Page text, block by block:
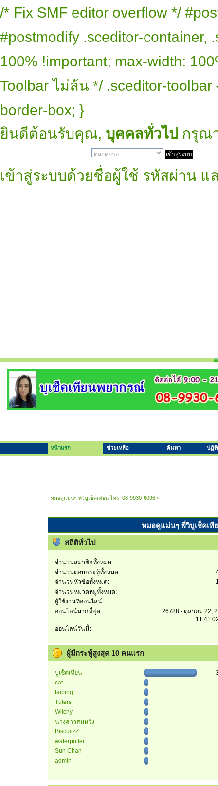
/* Fix SMF editor overflow */
#postmodify .sceditor-container,
100% !important; max-width:
Toolbar ไม่ล้น */ .sceditor-
border-box; }
ยินดีต้อนรับคุณ, บุคคลทั่วไป กรุณ
เข้าสู่ระบบด้วยชื่อผู้ใช้ รหัสผ่าน แ
หน้าแรก ช่วยเหลือ ค้นหา ปฏิ
หมอดูแม่นๆ พี่วิบูเช็คเทียน โทร. 08-9930-6096 »
หมอดูแม่นๆ พี่วิบูเช็คเที
สถิติทั่วไป
จำนวนสมาชิกทั้งหมด:
จำนวนตอบกระทู้ทั้งหมด:
จำนวนหัวข้อทั้งหมด:
จำนวนหมวดหมู่ทั้งหมด:
ผู้ใช้งานที่ออนไลน์:
ออนไลน์มากที่สุด:
26788 - ตุลาคม 22,
ออนไลน์วันนี้:
ผู้มีกระทู้สูงสุด 10 คนแรก
บูเช็คเทียน
cat
taiping
Tuters
Witchy
นางสาวสมหวัง
BiscuitzZ
waterpotter
Sun Chan
admin